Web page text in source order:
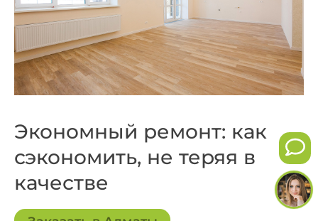
Экономный ремонт: как
сэкономить, не теряя в
качестве